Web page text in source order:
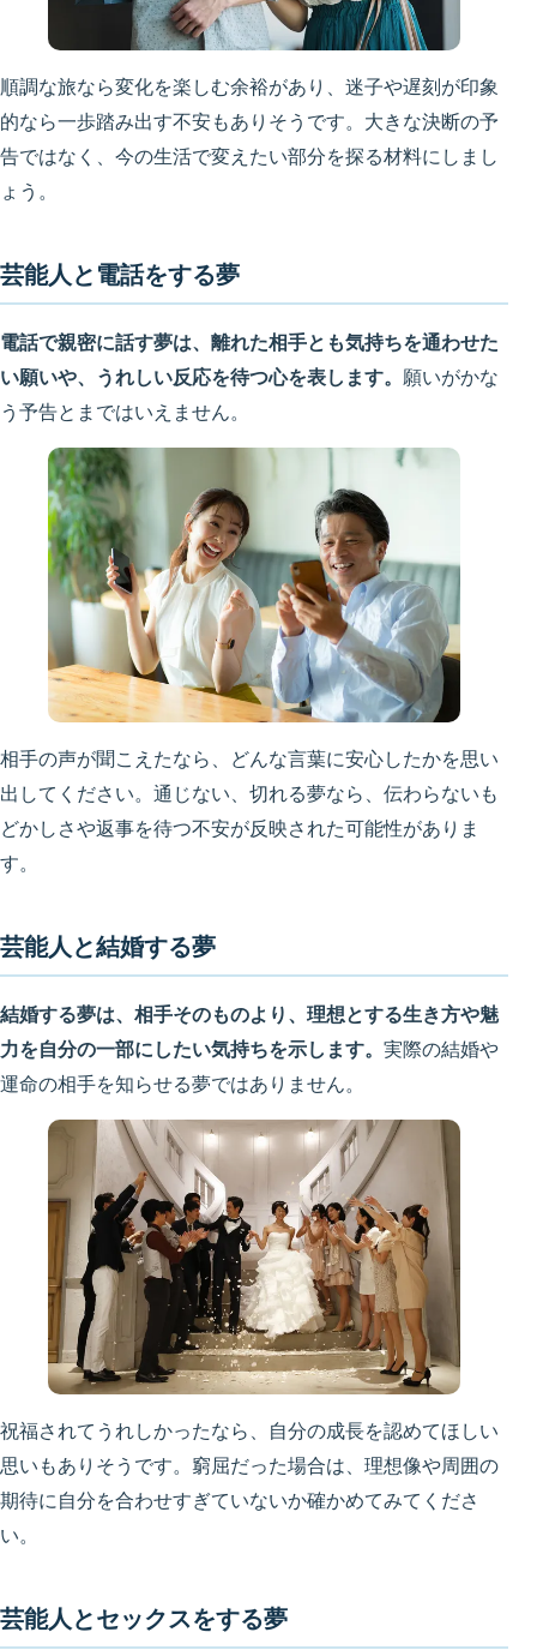
順調な旅なら変化を楽しむ余裕があり、迷子や遅刻が印象
的なら一歩踏み出す不安もありそうです。大きな決断の予
告ではなく、今の生活で変えたい部分を探る材料にしまし
ょう。
芸能人と電話をする夢
電話で親密に話す夢は、離れた相手とも気持ちを通わせた
い願いや、うれしい反応を待つ心を表します。 願いがかな
う予告とまではいえません。
相手の声が聞こえたなら、どんな言葉に安心したかを思い
出してください。通じない、切れる夢なら、伝わらないも
どかしさや返事を待つ不安が反映された可能性がありま
す。
芸能人と結婚する夢
結婚する夢は、相手そのものより、理想とする生き方や魅
力を自分の一部にしたい気持ちを示します。 実際の結婚や
運命の相手を知らせる夢ではありません。
祝福されてうれしかったなら、自分の成長を認めてほしい
思いもありそうです。窮屈だった場合は、理想像や周囲の
期待に自分を合わせすぎていないか確かめてみてくださ
い。
芸能人とセックスをする夢